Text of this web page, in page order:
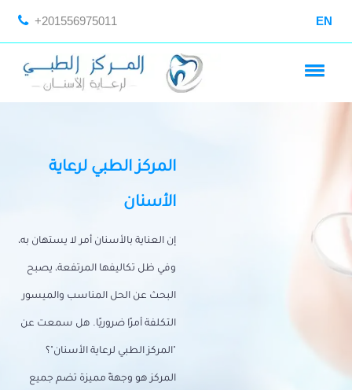
+201556975011 EN
المركز الطبي لرعاية
الأسنان
إن العناية بالأسنان أمر لا يستهان به،
وفي ظل تكاليفها المرتفعة، يصبح
البحث عن الحل المناسب والميسور
التكلفة أمرًا ضروريًا. هل سمعت عن
"المركز الطبي لرعاية الأسنان"؟
المركز هو وجهةً مميزة تضم جميع